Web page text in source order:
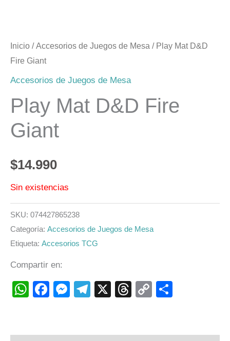
Inicio /Accesorios de Juegos de Mesa / Play Mat D&D
Fire Giant
Accesorios de Juegos de Mesa
Play Mat D&D Fire
Giant
$14.990
Sin existencias
SKU: 074427865238
Categoría: Accesorios de Juegos de Mesa
Etiqueta: Accesorios TCG
Compartir en:
WhatsApp
Facebook
Messenger
Telegram
X Threads
Copy